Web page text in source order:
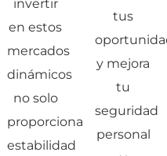
invertir
en estos
mercados
dinámicos
no solo
proporciona
estabilidad
tus
y mejora
tu
seguridad
personal